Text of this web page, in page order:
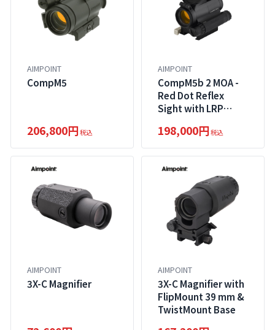
AIMPOINT
CompM5
206,800円税込
AIMPOINT
CompM5b 2 MOA -
Red Dot Reflex
Sight with LRP
198,000円税込
AIMPOINT
3X-C Magnifier
AIMPOINT
3X-C Magnifier with
FlipMount 39 mm &
TwistMount Base